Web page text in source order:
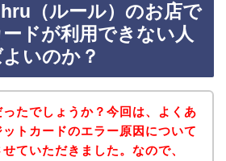
（ルール）のお店で
ドが利用できない人
いのか？
ったでしょうか？今回は、よくあ
ットカードのエラー原因について
ていただきました。なので、